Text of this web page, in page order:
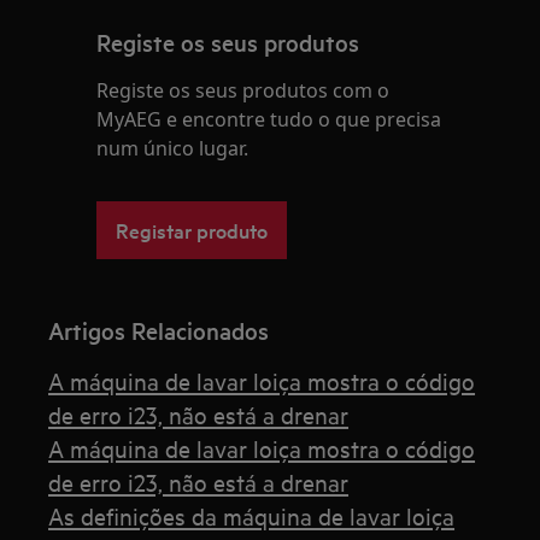
Registe os seus produtos
Registe os seus produtos com o
MyAEG e encontre tudo o que precisa
num único lugar.
Registar produto
Artigos Relacionados
A máquina de lavar loiça mostra o código
de erro i23, não está a drenar
A máquina de lavar loiça mostra o código
de erro i23, não está a drenar
As definições da máquina de lavar loiça